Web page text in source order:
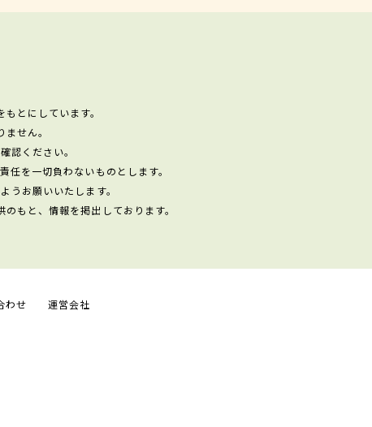
とにしています。
せん。
認ください。
を一切負わないものとします。
うお願いいたします。
もと、情報を掲出しております。
わせ 運営会社